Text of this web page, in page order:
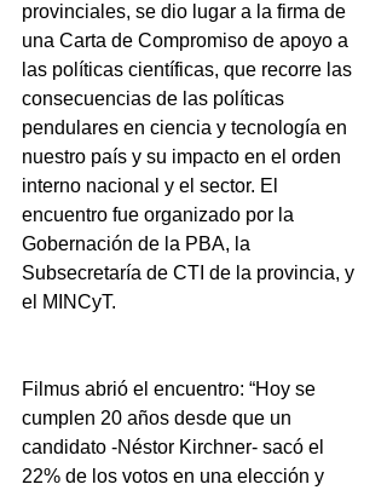
provinciales, se dio lugar a la firma de
una Carta de Compromiso de apoyo a
las políticas científicas, que recorre las
consecuencias de las políticas
pendulares en ciencia y tecnología en
nuestro país y su impacto en el orden
interno nacional y el sector. El
encuentro fue organizado por la
Gobernación de la PBA, la
Subsecretaría de CTI de la provincia, y
el MINCyT.
Filmus abrió el encuentro: “Hoy se
cumplen 20 años desde que un
candidato -Néstor Kirchner- sacó el
22% de los votos en una elección y